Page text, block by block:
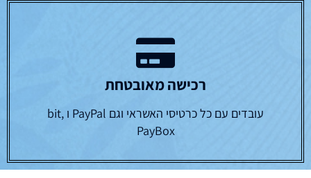
רכישה מאובטחת
עובדים עם כל כרטיסי האשראי וגם PayPal ו bit,
PayBox